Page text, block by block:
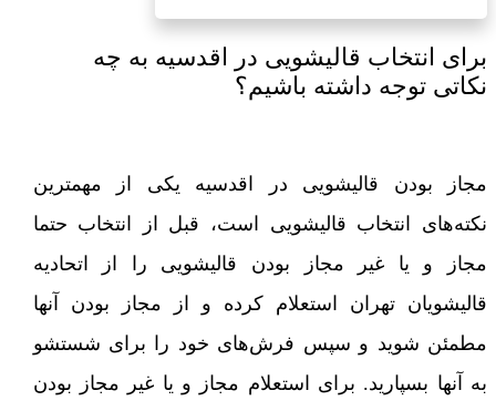
برای انتخاب قالیشویی در اقدسیه به چه
نکاتی توجه داشته باشیم؟
مجاز بودن قالیشویی در اقدسیه یکی از مهمترین
نکته‌های انتخاب قالیشویی است، قبل از انتخاب حتما
مجاز و یا غیر مجاز بودن قالیشویی را از اتحادیه
قالیشویان تهران استعلام کرده و از مجاز بودن آنها
مطمئن شوید و سپس فرش‌های خود را برای شستشو
به آنها بسپارید. برای استعلام مجاز و یا غیر مجاز بودن